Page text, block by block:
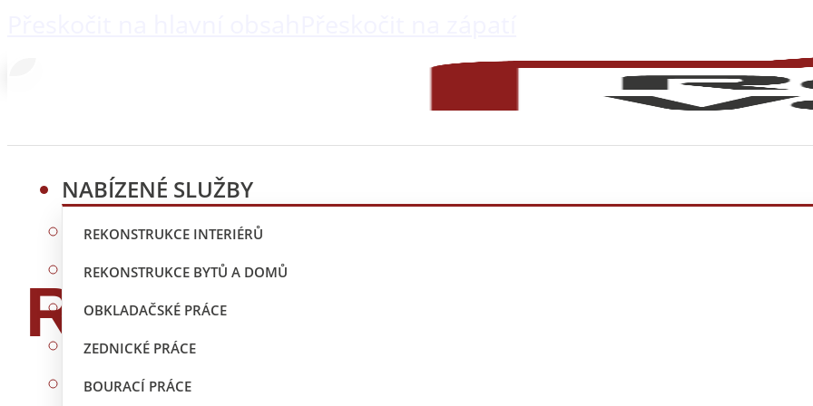
NABÍZENÉ SLUŽBY
REKONSTRUKCE INTERIÉRŮ
REKONSTRUKCE BYTŮ A DOMŮ
OBKLADAČSKÉ PRÁCE
ZEDNICKÉ PRÁCE
BOURACÍ PRÁCE
Rekonstrukce bytu